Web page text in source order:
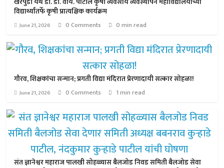
विद्यार्थ्यांतर्फे कृषी प्रात्यक्षिक कार्यक्रम
June 21, 2026 0 Comments 0 min read
गौरव, शिक्षकांचा सन्मान; प्रगती विद्या मंदिरात प्रेरणादायी सत्कार सोहळा!
June 21, 2026 0 Comments 1 min read
संत ज्ञानेश्वर महाराज पालखी सोहळ्यास बैलजोड निवड समिती बैलजोड सेवा